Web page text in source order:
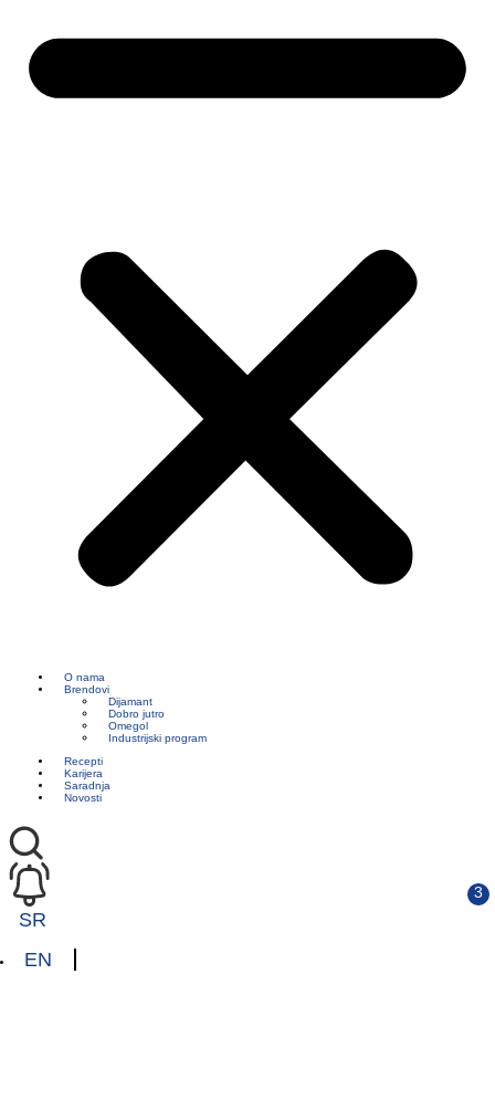
O nama
Brendovi
Dijamant
Dobro jutro
Omegol
Industrijski program
Recepti
Karijera
Saradnja
Novosti
SR
EN